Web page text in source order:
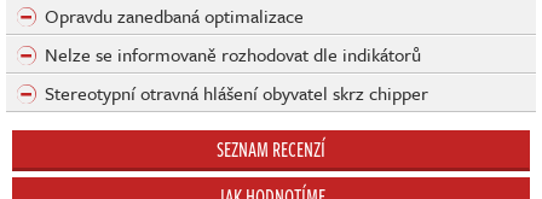
Opravdu zanedbaná optimalizace
Nelze se informovaně rozhodovat dle indikátorů
Stereotypní otravná hlášení obyvatel skrz chipper
SEZNAM RECENZÍ